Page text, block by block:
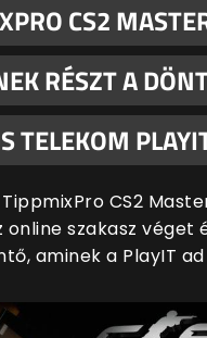
CS2
RÉSZT A
TELEKOM
CS2
online szakasz véget
aminek a PlayIT